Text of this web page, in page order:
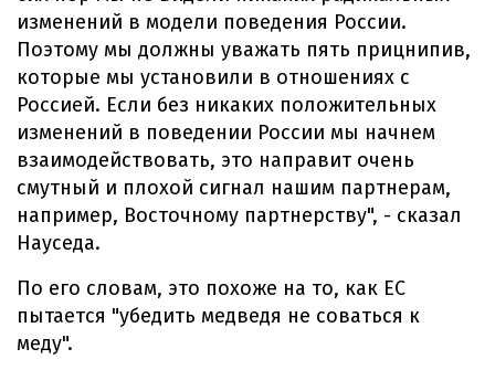
изменений в модели поведения России.
Поэтому мы должны уважать пять прицнипив,
которые мы установили в отношениях с
Россией. Если без никаких положительных
изменений в поведении России мы начнем
взаимодействовать, это направит очень
смутный и плохой сигнал нашим партнерам,
например, Восточному партнерству", - сказал
Науседа.
По его словам, это похоже на то, как ЕС
пытается "убедить медведя не соваться к
меду".